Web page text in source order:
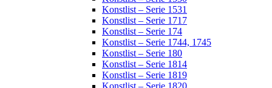
Konstlist – Serie 1531
Konstlist – Serie 1717
Konstlist – Serie 174
Konstlist – Serie 1744, 1745
Konstlist – Serie 180
Konstlist – Serie 1814
Konstlist – Serie 1819
Konstlist – Serie 1820